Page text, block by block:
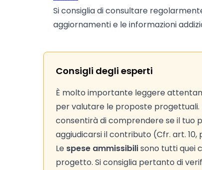
Si consiglia di consultare
aggiornamenti e le informazioni
Consigli degli esperti
È molto importante leggere
per valutare le proposte
consentirà di comprendere se il
aggiudicarsi il contributo (Cfr. art. 10,
Le spese ammissibilisono tutti quei
progetto. Si consiglia pertanto di